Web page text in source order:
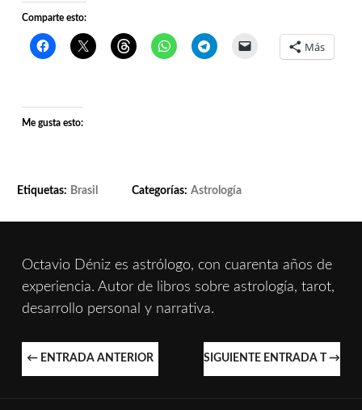
Comparte esto:
Más
Me gusta esto:
Etiquetas: Brasil Categorías: Astrología
Octavio Déniz es astrólogo, con cuarenta años de
experiencia. Autor de libros sobre astrología, tarot,
desarrollo personal y narrativa.
NAVEGACIÓN
← ENTRADA ANTERIOR SIGUIENTE ENTRADA T →